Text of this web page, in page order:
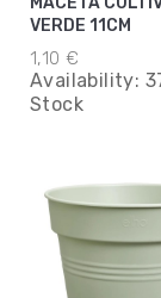
VERDE 11CM
1,10 €
Availability:
Stock